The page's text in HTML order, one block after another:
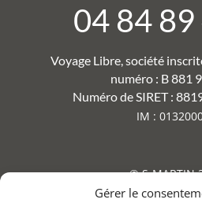
Gérer le
04 84
Voyage Libre, société
numéro : B 881
Numéro de SIRET :
IM :
© S-MARTIN